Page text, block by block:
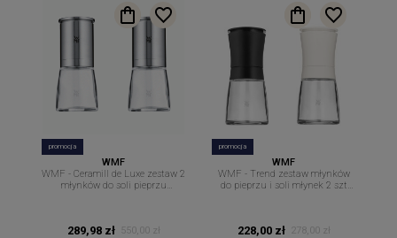
promocja
WMF
WMF - Ceramill de Luxe zestaw 2
młynków do soli pieprzu
289,98 zł
550,00 zł
promocja
WMF
WMF - Trend zestaw młynków
do pieprzu i soli młynek 2 szt
228,00 zł 278,00 zł